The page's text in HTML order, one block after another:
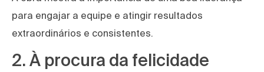
para engajar a equipe e atingir resultados
extraordinários e consistentes.
2. À procura da felicidade